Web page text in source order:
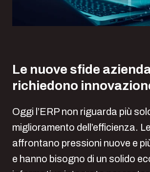
Le nuove sfide
richiedono
Oggi l’ERP non riguarda più
miglioramento dell’efficienza.
affrontano pressioni nuove e
e hanno bisogno di un solido